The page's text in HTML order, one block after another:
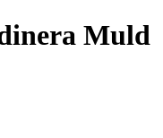
Muld